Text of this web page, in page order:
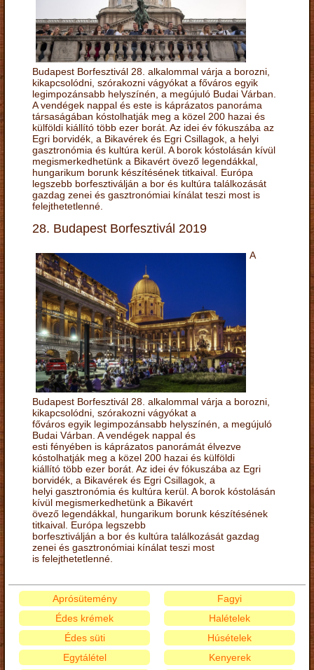
Budapest Borfesztivál 28. alkalommal várja a borozni,
kikapcsolódni, szórakozni vágyókat a főváros egyik
legimpozánsabb helyszínén, a megújuló Budai Várban.
A vendégek nappal és este is káprázatos panoráma
társaságában kóstolhatják meg a közel 200 hazai és
külföldi kiállító több ezer borát. Az idei év fókuszába az
Egri borvidék, a Bikavérek és Egri Csillagok, a helyi
gasztronómia és kultúra kerül. A borok kóstolásán kívül
megismerkedhetünk a Bikavért övező legendákkal,
hungarikum borunk készítésének titkaival. Európa
legszebb borfesztiválján a bor és kultúra találkozását
gazdag zenei és gasztronómiai kínálat teszi most is
felejthetetlenné.
28. Budapest Borfesztivál 2019
A
Budapest Borfesztivál 28. alkalommal várja a borozni,
kikapcsolódni, szórakozni vágyókat a
főváros egyik legimpozánsabb helyszínén, a megújuló
Budai Várban. A vendégek nappal és
esti fényében is káprázatos panorámát élvezve
kóstolhatják meg a közel 200 hazai és külföldi
kiállító több ezer borát. Az idei év fókuszába az Egri
borvidék, a Bikavérek és Egri Csillagok, a
helyi gasztronómia és kultúra kerül. A borok kóstolásán
kívül megismerkedhetünk a Bikavért
övező legendákkal, hungarikum borunk készítésének
titkaival. Európa legszebb
borfesztiválján a bor és kultúra találkozását gazdag
zenei és gasztronómiai kínálat teszi most
is felejthetetlenné.
Aprósütemény
Édes krémek
Édes süti
Egytálétel
Fagyi
Halételek
Húsételek
Kenyerek